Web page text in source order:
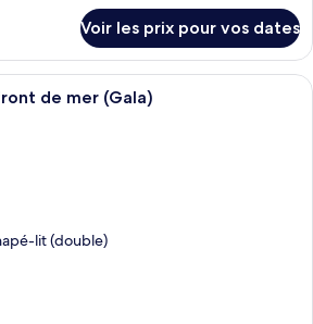
Voir les prix pour vos dates
Télévision LED de 65 pouces avec
de mer (Gala)
lit (double)